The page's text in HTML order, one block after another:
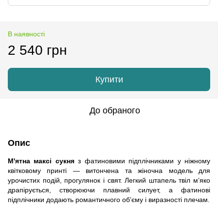
В наявності
2 540 грн
Купити
До обраного
Опис
М'ятна максі сукняз фатиновими підплічниками у ніжному
квітковому принті — витончена та жіночна модель для
урочистих подій, прогулянок і свят. Легкий штапель твіл м’яко
драпірується, створюючи плавний силует, а фатинові
підплічники додають романтичного об’єму і виразності плечам.